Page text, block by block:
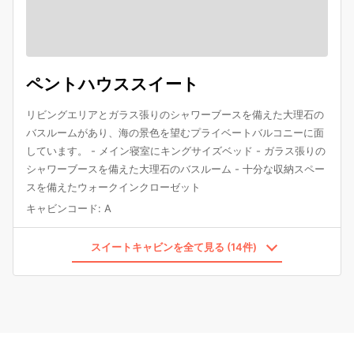
ペントハウススイート
リビングエリアとガラス張りのシャワーブースを備えた大理石の
バスルームがあり、海の景色を望むプライベートバルコニーに面
しています。 - メイン寝室にキングサイズベッド - ガラス張りの
シャワーブースを備えた大理石のバスルーム - 十分な収納スペー
スを備えたウォークインクローゼット
キャビンコード: A
スイートキャビンを全て見る (14件)